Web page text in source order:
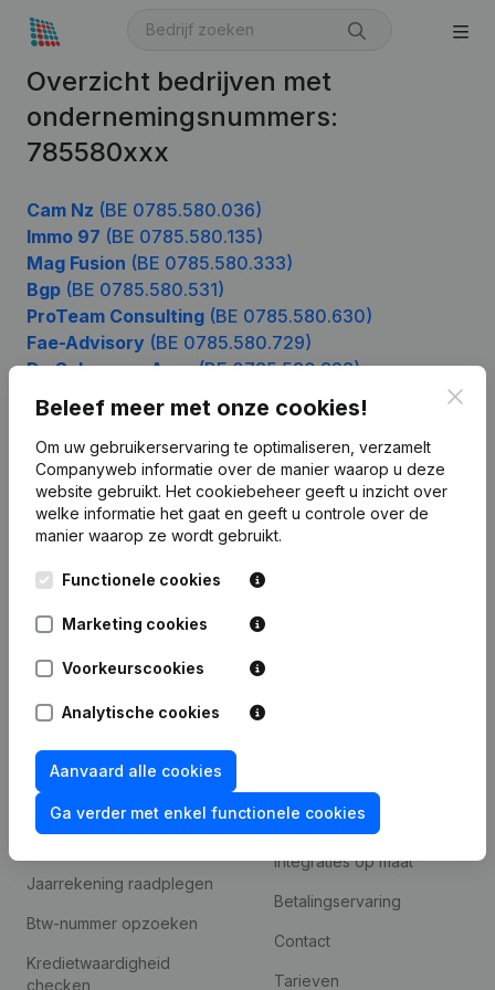
Overzicht bedrijven met
ondernemingsnummers:
785580xxx
Cam Nz (BE 0785.580.036)
Immo 97 (BE 0785.580.135)
Mag Fusion (BE 0785.580.333)
Bgp (BE 0785.580.531)
ProTeam Consulting (BE 0785.580.630)
Fae-Advisory (BE 0785.580.729)
De Schouwer Agro(BE 0785.580.828)
Beleef meer met onze cookies!
Om uw gebruikerservaring te optimaliseren, verzamelt
Companyweb informatie over de manier waarop u deze
website gebruikt. Het cookiebeheer geeft u inzicht over
welke informatie het gaat en geeft u controle over de
manier waarop ze wordt gebruikt.
Functionele cookies
Marketing cookies
Voorkeurscookies
Analytische cookies
Aanvaard alle cookies
Ga verder met enkel functionele cookies
Nederlands
Kantorenpark Everest
Leuvensesteenweg
248D,
1800 Vilvoorde
Product
Bedrijfsinformatie
Monitoring
Spotlight
Compliance &
Jaarrekening raadplegen
Btw-nummer opzoeken
Kredietwaardigheid
checken
Integraties
Integraties op maat
Betalingservaring
Contact
Tarieven